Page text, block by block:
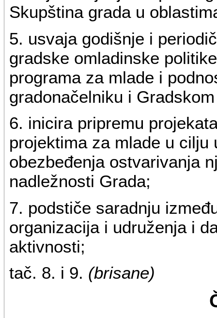
Skupština grada u
5. usvaja godišnje i
gradske omladinske
programa za mlade i
gradonačelniku i
6. inicira pripremu
projektima za mlade u cilju
obezbeđenja ostvarivanja
nadležnosti Grada;
7. podstiče saradnju
organizacija i udruženja i
aktivnosti;
tač. 8. i 9. (brisane)